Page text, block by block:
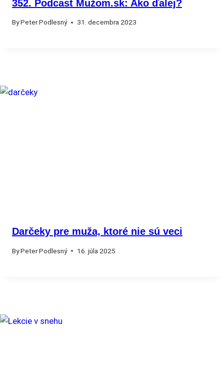
352. Podcast Mužom.sk: Ako ďalej?
ByPeter Podlesný 31. decembra 2023
Darčeky pre muža, ktoré nie sú veci
ByPeter Podlesný 16. júla 2025